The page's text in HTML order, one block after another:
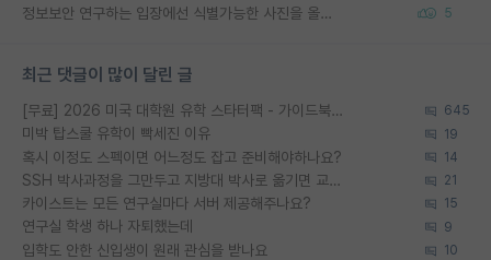
정보보안 연구하는 입장에선 식별가능한 사진을 올리는건 비추이긴함 5
최근 댓글이 많이 달린 글
[무료] 2026 미국 대학원 유학 스타터팩 - 가이드북 & 합격자 컨택메일 템플릿 645
미박 탑스쿨 유학이 빡세진 이유 19
혹시 이정도 스펙이면 어느정도 잡고 준비해야하나요? 14
SSH 박사과정을 그만두고 지방대 박사로 옮기면 교수의 꿈은 끝일까요? 21
카이스트는 모든 연구실마다 서버 제공해주나요? 15
연구실 학생 하나 자퇴했는데 9
입학도 안한 신입생이 원래 관심을 받나요 10